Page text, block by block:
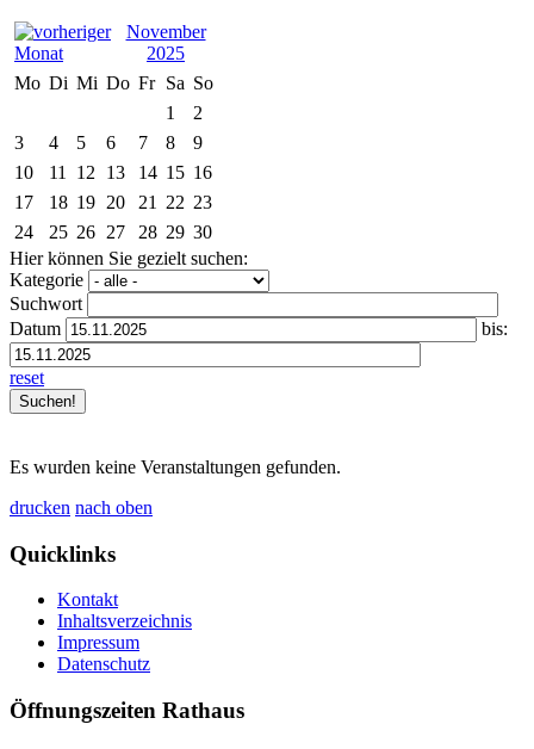
November
2025
Mo Di Mi Do Fr Sa So
1
2
3
4 5 6 7 8
9
10
11 12 13 14 15 16
17
18 19 20 21 22 23
24
25 26 27 28 29 30
Hier können Sie gezielt suchen:
Kategorie
Suchwort
Datum
bis:
reset
Es wurden keine Veranstaltungen gefunden.
drucken nach oben
Quicklinks
Kontakt
Inhaltsverzeichnis
Impressum
Datenschutz
Öffnungszeiten Rathaus